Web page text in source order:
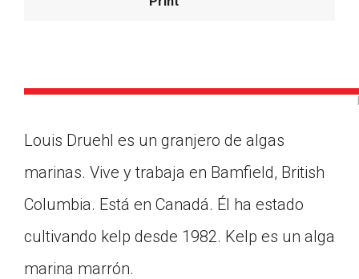
Louis Druehl es un granjero de algas
marinas. Vive y trabaja en Bamfield, British
Columbia. Está en Canadá. Él ha estado
cultivando kelp desde 1982. Kelp es un alga
marina marrón.